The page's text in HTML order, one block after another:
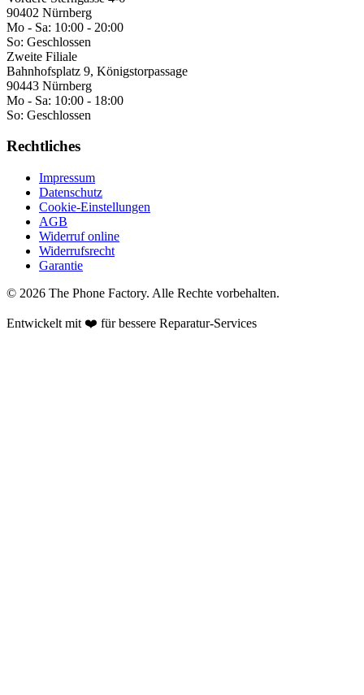
90402 Nürnberg
Mo - Sa: 10:00 - 20:00
So: Geschlossen
Zweite Filiale
Bahnhofsplatz 9, Königstorpassage
90443 Nürnberg
Mo - Sa: 10:00 - 18:00
So: Geschlossen
Rechtliches
Impressum
Datenschutz
Cookie-Einstellungen
AGB
Widerruf online
Widerrufsrecht
Garantie
© 2026 The Phone Factory. Alle Rechte vorbehalten.
Entwickelt mit ❤️ für bessere Reparatur-Services